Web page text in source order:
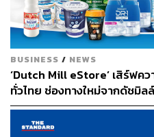
ความผิดเกี่ยวกับอาชญ
88 คน ของกลาง อาวุธ
อาวุธปืน (มีทะเบียน) 31
2,437 นัด, ยาบ้า 25,740
ตามีน 81,016.67 กรัม, เ
1.37 กรัม
การปฏิบัติของเจ้าหน้าที่
BUSINESS / NEWS
‘Dutch Mill eStore’ เสิร์ฟค
ทั่วไทย ช่องทางใหม่จากดัชมิ
ประเทศ ส่งไว สั่งก่อนเที่ยง ไ
เย็นตรงจากโรงงาน